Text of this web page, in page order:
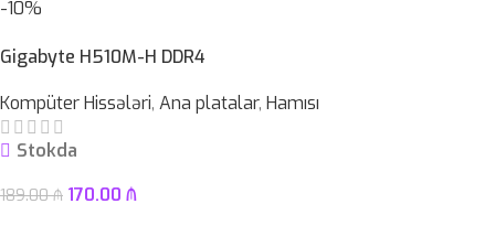
PROSESSOR AMD Ryzen™ 5 7520U
OPERATIV YADDAŞ 8 GB
EKRAN 15.6″ FHD LED TouchScreen
-10%
Gigabyte H510M-H DDR4
Kompüter Hissələri, Ana platalar, Hamısı
Stokda
189.00₼ 170.00 ₼